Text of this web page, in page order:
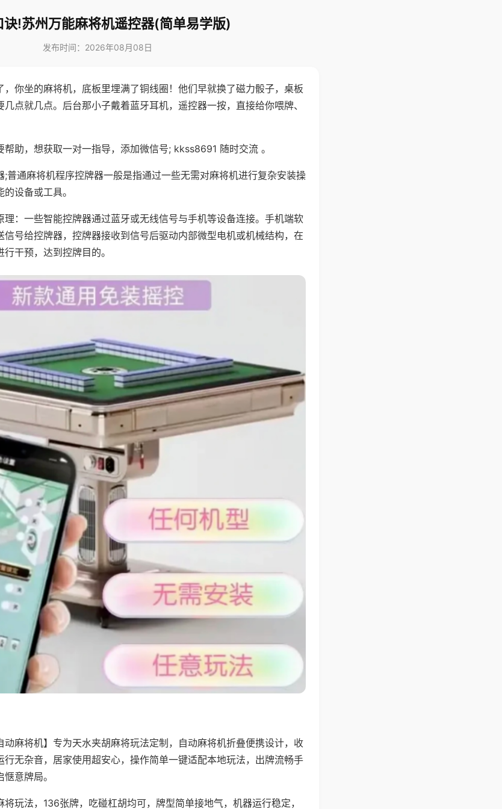
诀!苏州万能麻将机遥控器(简单易学版)
发布时间：2026年08月08日
，你坐的麻将机，底板里埋满了铜线圈！他们早就换了磁力骰子，桌板
点就几点。后台那小子戴着蓝牙耳机，遥控器一按，直接给你喂牌、
助，想获取一对一指导，添加微信号; kkss8691 随时交流 。
;普通麻将机程序控牌器一般是指通过一些无需对麻将机进行复杂安装操
设备或工具。
理：一些智能控牌器通过蓝牙或无线信号与手机等设备连接。手机端软
号给控牌器，控牌器接收到信号后驱动内部微型电机或机械结构，在
干预，达到控牌目的。
动麻将机】专为天水夹胡麻将玩法定制，自动麻将机折叠便携设计，收
行无杂音，居家使用超安心，操作简单一键适配本地玩法，出牌流畅手
意牌局。
玩法，136张牌，吃碰杠胡均可，牌型简单接地气，机器运行稳定，